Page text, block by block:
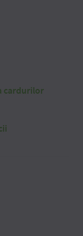
cardurilor